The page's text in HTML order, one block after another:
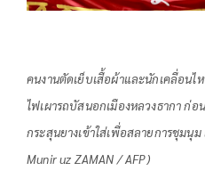
คนงานตัดเย็บเสื้อผ้าและนักเคลื่อนไ
ไฟเผารถบัสนอกเมืองหลวงธากา ก่
กระสุนยางเข้าใส่เพื่อสลายการชุมนุ
Munir uz ZAMAN / AFP)